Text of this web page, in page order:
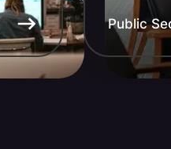
Public